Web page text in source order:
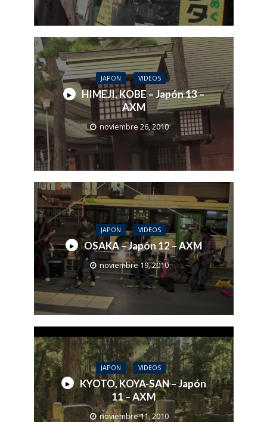
JAPON VIDEOS
HIMEJI, KOBE – Japón 13 –
AXM
noviembre 26, 2010
JAPON VIDEOS
OSAKA – Japón 12 – AXM
noviembre 19, 2010
JAPON VIDEOS
KYOTO, KOYA-SAN – Japón
11 – AXM
noviembre 11, 2010